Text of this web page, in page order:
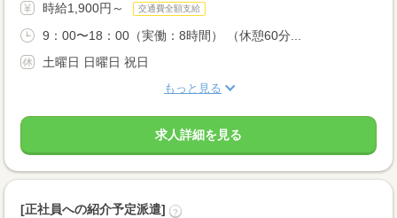
時給1,900円～ 交通費全額支給
9：00〜18：00（実働：8時間） （休憩60分...
土曜日 日曜日 祝日
もっと見る
求人詳細を見る
[正社員への紹介予定派遣] ?